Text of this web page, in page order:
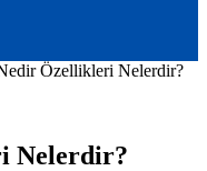
Özellikleri Nelerdir?
Nelerdir?